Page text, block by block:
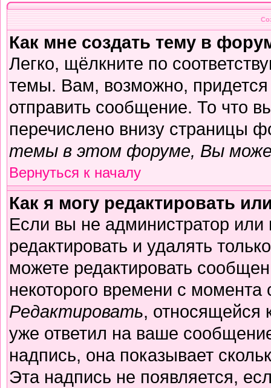
Как мне создать тему в
Легко, щёлкните по
темы. Вам, возможно, придется
отправить сообщение. То что
перечислено внизу страницы
темы в этом форуме, Вы
Вернуться к началу
Как я могу редактировать
Если вы не администратор
редактировать и удалять
можете редактировать
некоторого времени с
Редактировать, относящейся
уже ответил на ваше
надпись, она показывает
Эта надпись не появляется,